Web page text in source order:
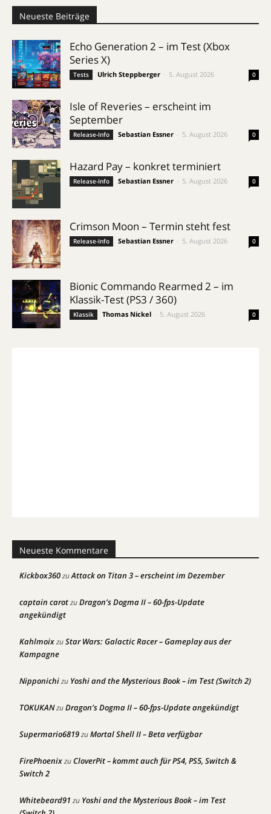
Neueste Beiträge
Echo Generation 2 – im Test (Xbox
Series X)
Tests Ulrich Steppberger 5. August 2026 0
Isle of Reveries – erscheint im
September
Release-Info Sebastian Essner 5. August 2026 0
Hazard Pay – konkret terminiert
Release-Info Sebastian Essner 5. August 2026 0
Crimson Moon – Termin steht fest
Release-Info Sebastian Essner 5. August 2026 0
Bionic Commando Rearmed 2 – im
Klassik-Test (PS3 / 360)
Klassik Thomas Nickel 5. August 2026 0
Neueste Kommentare
Kickbox360zuAttack on Titan 3 – erscheint im Dezember
captain carotzuDragon’s Dogma II – 60-fps-Update
angekündigt
KahlmoixzuStar Wars: Galactic Racer – Gameplay aus der
Kampagne
Nipponichizu Yoshi and the Mysterious Book – im Test (Switch 2)
TOKUKANzuDragon’s Dogma II – 60-fps-Update angekündigt
Supermario6819zuMortal Shell II – Beta verfügbar
FirePhoenixzuCloverPit – kommt auch für PS4, PS5, Switch &
Switch 2
Whitebeard91 zu Yoshi and the Mysterious Book – im Test